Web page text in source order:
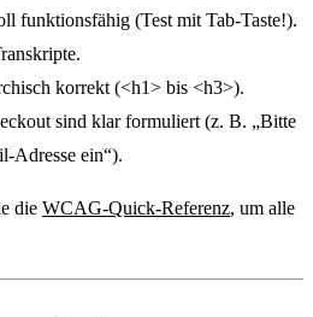
funktionsfähig (Test mit Tab-Taste!).
korrekt (<h1> bis <h3>).
sind klar formuliert (z. B. „Bitte
Adresse ein“).
die WCAG-Quick-Referenz, um alle